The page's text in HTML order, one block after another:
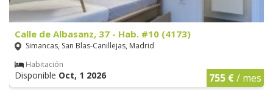
Calle de Albasanz, 37 - Hab. #10 (4173)
Simancas, San Blas-Canillejas, Madrid
Habitación
Disponible Oct, 1 2026 755 €/ mes